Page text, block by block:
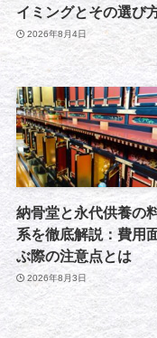
イミングとその選び
2026年8月4日
納骨堂と永代供養の
系を徹底解説：費用
ぶ際の注意点とは
2026年8月3日